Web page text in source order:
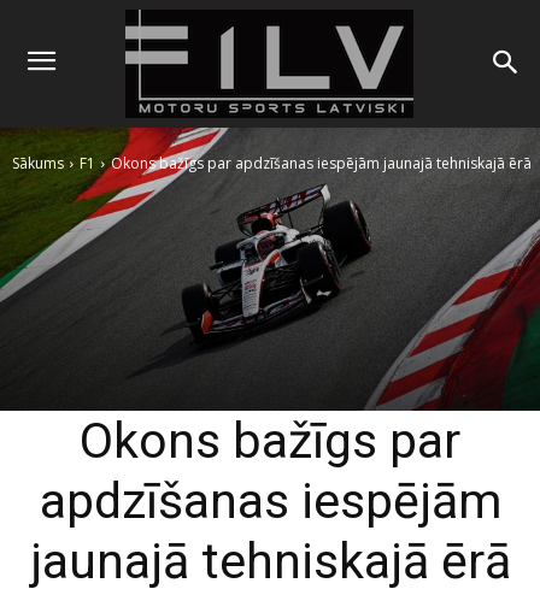
Sākums F1 Okons bažīgs par apdzīšanas iespējām jaunajā tehniskajā ērā
Okons bažīgs par
apdzīšanas iespējām
jaunajā tehniskajā ērā